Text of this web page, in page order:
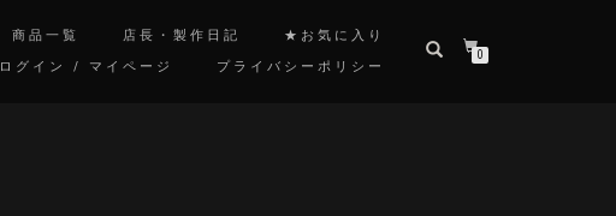
商品一覧 店長・製作日記
★お気に入り
ログイン / マイページ プライバシーポリシー
0